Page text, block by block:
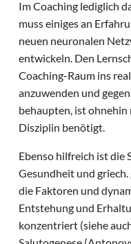
Im Coaching lediglich
muss einiges an
neuen neuronalen
entwickeln. Den
Coaching-Raum ins
anzuwenden und
behaupten, ist ohnehin
Disziplin benötigt.
Ebenso hilfreich ist die
Gesundheit und
die Faktoren und
Entstehung und
konzentriert (siehe